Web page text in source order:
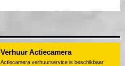
Verhuur Actiecamera
Actiecamera verhuurservice is beschikbaar